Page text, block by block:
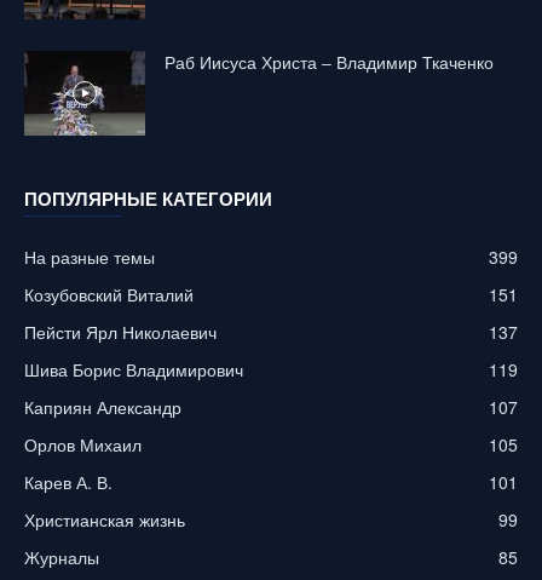
Раб Иисуса Христа – Владимир Ткаченко
ПОПУЛЯРНЫЕ КАТЕГОРИИ
На разные темы
399
Козубовский Виталий
151
Пейсти Ярл Николаевич
137
Шива Борис Владимирович
119
Каприян Александр
107
Орлов Михаил
105
Карев А. В.
101
Христианская жизнь
99
Журналы
85